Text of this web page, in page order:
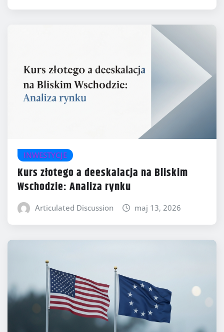
INWESTYCJE
Kurs złotego a deeskalacja na Bliskim
Wschodzie: Analiza rynku
Articulated Discussion maj 13, 2026